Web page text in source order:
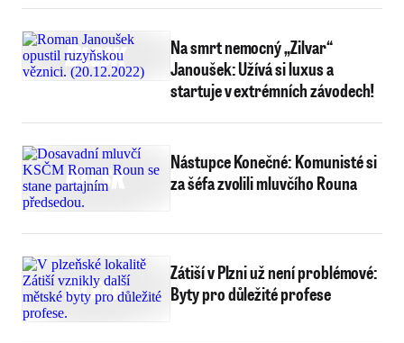
Na smrt nemocný „Zilvar“
Janoušek: Užívá si luxus a
startuje v extrémních závodech!
Nástupce Konečné: Komunisté si
za šéfa zvolili mluvčího Rouna
Zátiší v Plzni už není problémové:
Byty pro důležité profese